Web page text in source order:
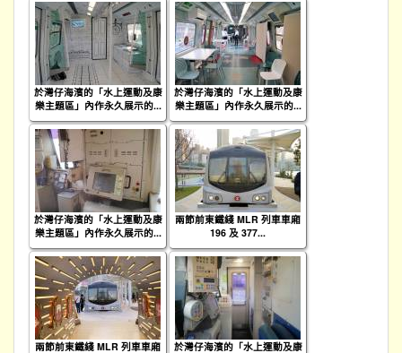
於灣仔海濱的「水上運動及康
樂主題區」內作永久展示的...
於灣仔海濱的「水上運動及康
樂主題區」內作永久展示的...
於灣仔海濱的「水上運動及康
樂主題區」內作永久展示的...
兩節前東鐵綫 MLR 列車車廂
196 及 377...
兩節前東鐵綫 MLR 列車車廂
於灣仔海濱的「水上運動及康